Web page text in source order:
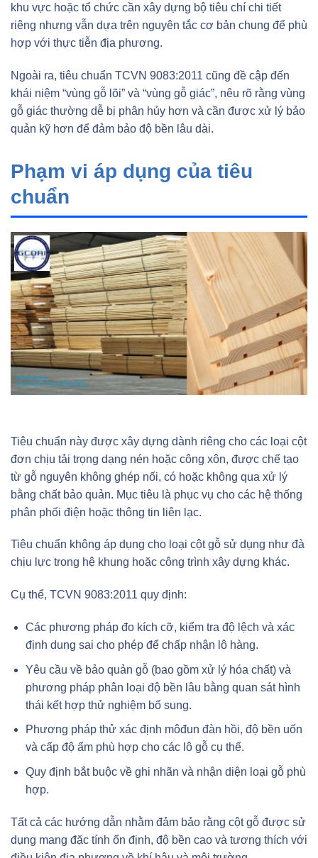
khu vực hoặc tổ chức cần xây dựng bộ tiêu chí chi tiết
riêng nhưng vẫn dựa trên nguyên tắc cơ bản chung để phù
hợp với thực tiễn địa phương.
Ngoài ra, tiêu chuẩn TCVN 9083:2011 cũng đề cập đến
khái niệm “vùng gỗ lõi” và “vùng gỗ giác”, nêu rõ rằng vùng
gỗ giác thường dễ bị phân hủy hơn và cần được xử lý bảo
quản kỹ hơn để đảm bảo độ bền lâu dài.
Phạm vi áp dụng của tiêu
chuẩn
Tiêu chuẩn này được xây dựng dành riêng cho các loại cột
đơn chịu tải trọng dạng nén hoặc công xôn, được chế tạo
từ gỗ nguyên không ghép nối, có hoặc không qua xử lý
bằng chất bảo quản. Mục tiêu là phục vụ cho các hệ thống
phân phối điện hoặc thông tin liên lạc.
Tiêu chuẩn không áp dụng cho loại cột gỗ sử dụng như đà
chịu lực trong hệ khung hoặc công trình xây dựng khác.
Cụ thể, TCVN 9083:2011 quy định:
Các phương pháp đo kích cỡ, kiểm tra độ lệch và xác
định dung sai cho phép để chấp nhận lô hàng.
Yêu cầu về bảo quản gỗ (bao gồm xử lý hóa chất) và
phương pháp phân loại độ bền lâu bằng quan sát hình
thái kết hợp thử nghiệm bổ sung.
Phương pháp thử xác định môđun đàn hồi, độ bền uốn
và cấp độ ẩm phù hợp cho các lô gỗ cụ thể.
Quy định bắt buộc về ghi nhãn và nhận diện loại gỗ phù
hợp.
Tất cả các hướng dẫn nhằm đảm bảo rằng cột gỗ được sử
dụng mang đặc tính ổn định, độ bền cao và tương thích với